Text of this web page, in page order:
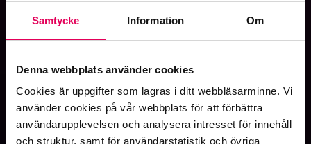
Samtycke Information Om
Denna webbplats använder cookies
Cookies är uppgifter som lagras i ditt webbläsarminne. Vi
använder cookies på vår webbplats för att förbättra
användarupplevelsen och analysera intresset för innehåll
och struktur, samt för användarstatistik och övriga
kopplade till din verksamhet.
anpassar oss till din verklighet, svarar snabbt och
itererar utifrån dina behov.